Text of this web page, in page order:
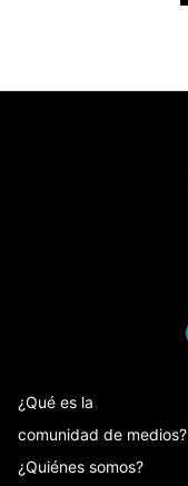
¿Qué es la
comunidad de medios?
¿Quiénes somos?